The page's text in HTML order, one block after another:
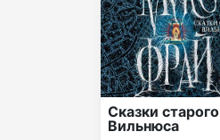
Сказки старого
Вильнюса